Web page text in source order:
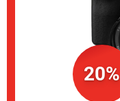
20%